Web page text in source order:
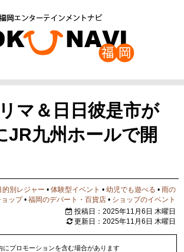
マ＆日日彼是市が
JR九州ホールで開
的別レジャー •体験型イベント •幼児でも遊べる •雨の
ョップ•福岡のデパート・百貨店 • ショップのイベント
投稿日：2025年11月6日 木曜日
更新日：2025年11月6日 木曜日
にプロモーションを含む場合があります